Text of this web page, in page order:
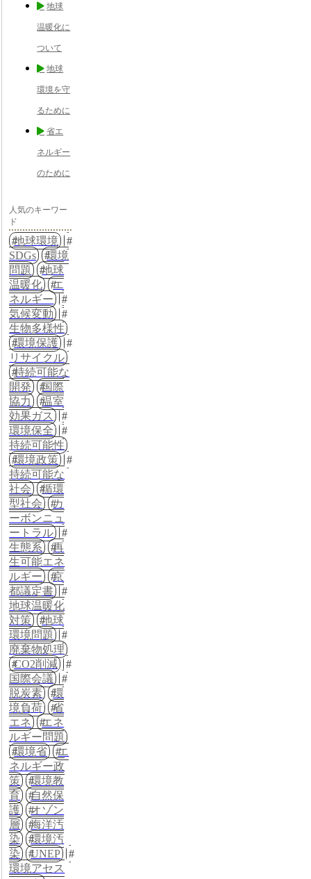
地球
温暖化に
ついて
地球
環境を守
るために
省エ
ネルギー
のために
人気のキーワー
ド
地球環境
SDGs
環境
問題
地球
温暖化
エ
ネルギー
気候変動
生物多様性
環境保護
リサイクル
持続可能な
開発
国際
協力
温室
効果ガス
環境保全
持続可能性
環境政策
持続可能な
社会
循環
型社会
カ
ーボンニュ
ートラル
生態系
再
生可能エネ
ルギー
京
都議定書
地球温暖化
対策
地球
環境問題
廃棄物処理
CO2削減
国際会議
脱炭素
環
境負荷
省
エネ
エネ
ルギー問題
環境省
エ
ネルギー政
策
環境教
育
自然保
護
オゾン
層
海洋汚
染
環境汚
染
UNEP
環境アセス